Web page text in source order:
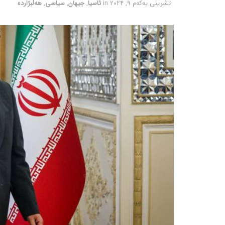
تشرینی یه‌كه‌م 9, 2024 in ئاسیا,جیهان,سیاسی,هەڵبژاردە